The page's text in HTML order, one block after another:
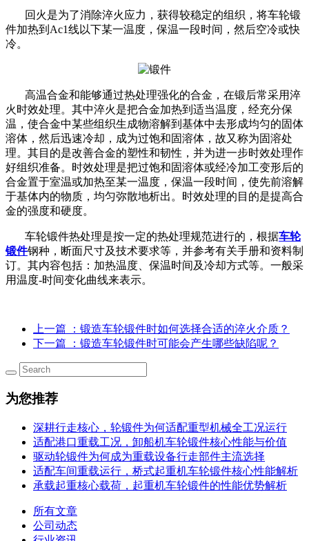
回火是为了消除淬火应力，获得较稳定的组织，将车轮锻
件加热到Ac1线以下某一温度，保温一段时间，然后空冷或快
冷。
高温合金和能够通过热处理强化的合金，在锻后常采用淬
火时效处理。其中淬火是把合金加热到适当温度，经充分保
温，使合金中某些组织生成物溶解到基体中去形成均匀的固体
溶体，然后迅速冷却，成为过饱和固溶体，故又称为固溶处
理。其目的是改善合金的塑性和韧性，并为进一步时效处理作
好组织准备。时效处理是把过饱和固溶体或经冷加工变形后的
合金置于室温或加热至某一温度，保温一段时间，使先前溶解
于基体内的物质，均匀弥散地析出。时效处理的目的是提高合
金的强度和硬度。
车轮锻件热处理是按一定的热处理规范进行的，根据车轮
锻件钢种，断面尺寸及技术要求等，并参考有关手册和资料制
订。其内容包括：加热温度、保温时间及冷却方式等。一般采
用温度-时间变化曲线来表示。
上一篇
：锻造车轮锻件时如何选择合适的淬火介质？
下一篇
：锻造车轮锻件时可能会产生哪些缺陷呢？
为您推荐
深耕行走核心，轮锻件为何适配重型机械全工况运行
适配港口重载工况，卸船机车轮锻件核心性能与价值
驱动轮锻件为何成为重载设备行走部件主流选择
适配车间重载运行，桥式起重机车轮锻件核心性能解析
承载起重核心载荷，起重机车轮锻件的性能优势解析
所有文章
公司动态